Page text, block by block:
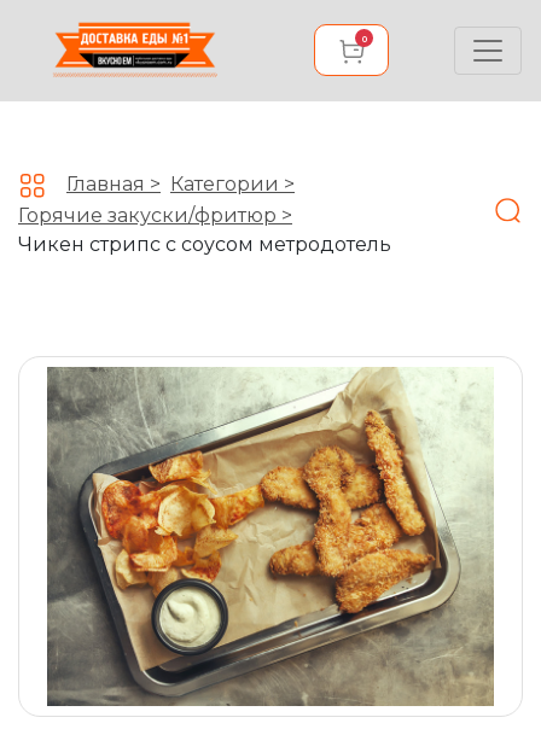
0
Главная >
Категории >
Горячие закуски/фритюр >
Чикен стрипс с соусом метродотель